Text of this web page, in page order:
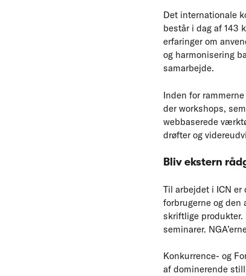
Det internationale
består i dag af 143
erfaringer om
og harmonisering
samarbejde.
Inden for
der workshops,
webbaserede
drøfter og
Bliv ekstern
Til arbejdet i ICN er
forbrugerne og den
skriftlige produkter.
seminarer.
Konkurrence- og
af dominerende